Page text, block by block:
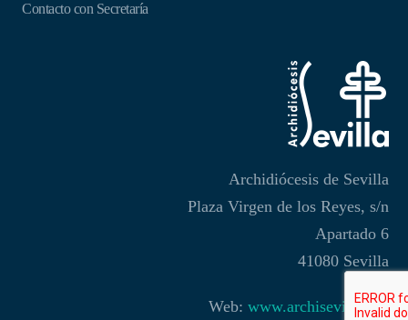
Contacto con Secretaría
Archidiócesis de Sevilla
Plaza Virgen de los Reyes, s/n
Apartado 6
41080 Sevilla
Web: www.archisevilla.org